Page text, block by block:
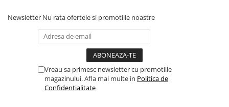
Newsletter Nu rata ofertele si promotiile noastre
Vreau sa primesc newsletter cu promotiile
magazinului. Afla mai multe in Politica de
Confidentialitate